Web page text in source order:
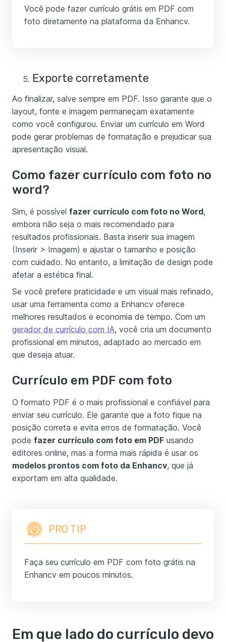
Você pode fazer currículo grátis em PDF com
foto diretamente na plataforma da Enhancv.
Exporte corretamente
Ao finalizar, salve sempre em PDF. Isso garante que o
layout, fonte e imagem permaneçam exatamente
como você configurou. Enviar um currículo em Word
pode gerar problemas de formatação e prejudicar sua
apresentação visual.
Como fazer currículo com foto no
word?
Sim, é possível fazer currículo com foto no Word,
embora não seja o mais recomendado para
resultados profissionais. Basta inserir sua imagem
(Inserir > Imagem) e ajustar o tamanho e posição
com cuidado. No entanto, a limitação de design pode
afetar a estética final.
Se você prefere praticidade e um visual mais refinado,
usar uma ferramenta como a Enhancv oferece
melhores resultados e economia de tempo. Com um
gerador de currículo com IA, você cria um documento
profissional em minutos, adaptado ao mercado em
que deseja atuar.
Currículo em PDF com foto
O formato PDF é o mais profissional e confiável para
enviar seu currículo. Ele garante que a foto fique na
posição correta e evita erros de formatação. Você
pode fazer currículo com foto em PDF usando
editores online, mas a forma mais rápida é usar os
modelos prontos com foto da Enhancv, que já
exportam em alta qualidade.
PRO TIP
Faça seu currículo em PDF com foto grátis na
Enhancv em poucos minutos.
Em que lado do currículo devo